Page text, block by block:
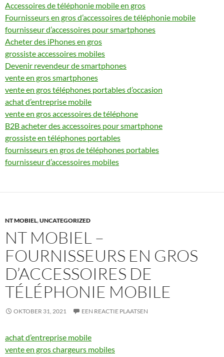
Accessoires de téléphonie mobile en gros
Fournisseurs en gros d’accessoires de téléphonie mobile
fournisseur d’accessoires pour smartphones
Acheter des iPhones en gros
grossiste accessoires mobiles
Devenir revendeur de smartphones
vente en gros smartphones
vente en gros téléphones portables d’occasion
achat d’entreprise mobile
vente en gros accessoires de téléphone
B2B acheter des accessoires pour smartphone
grossiste en téléphones portables
fournisseurs en gros de téléphones portables
fournisseur d’accessoires mobiles
NT MOBIEL,UNCATEGORIZED
NT MOBIEL –
FOURNISSEURS EN GROS
D’ACCESSOIRES DE
TÉLÉPHONIE MOBILE
OKTOBER 31, 2021 EEN REACTIE PLAATSEN
achat d’entreprise mobile
vente en gros chargeurs mobiles